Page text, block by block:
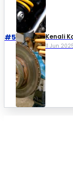
#5 Kenali
11 Jun